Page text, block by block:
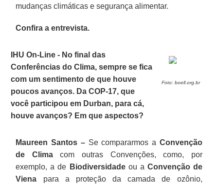
mudanças climáticas e segurança alimentar.
Confira a entrevista.
Foto: boell.org.br
IHU On-Line - No final das
Conferências do Clima, sempre se fica
com um sentimento de que houve
poucos avanços. Da COP-17, que
você participou em Durban, para cá,
houve avanços? Em que aspectos?
Maureen Santos –Se compararmos a Convenção
de Climacom outras Convenções, como, por
exemplo, a de Biodiversidadeou a Convenção de
Viena para a proteção da camada de ozônio,